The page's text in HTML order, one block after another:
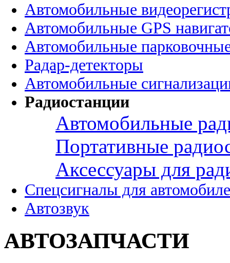
Автомобильные
Автомобильные GPS
Автомобильные
Радар-детекторы
Автомобильные
Радиостанции
Автомобильные
Портативные
Аксессуары для
Спецсигналы для
Автозвук
АВТОЗАПЧАСТИ